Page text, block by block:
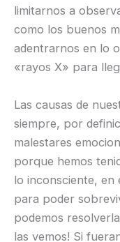
limitarnos a
como los buenos
adentrarnos en lo
«rayos X» para
Las causas de
siempre, por
malestares
porque hemos
lo inconsciente, en
para poder
podemos
las vemos! Si